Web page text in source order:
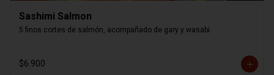
Sashimi Salmon
5 finos cortes de salmón, acompañado de gary y wasabi.
$6.900